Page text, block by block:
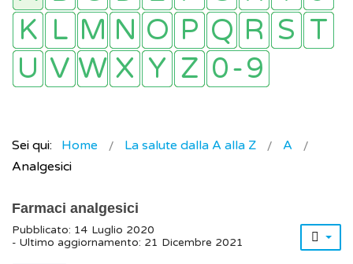
Sei qui: Home La salute dalla A alla Z
A
Analgesici
Farmaci analgesici
Pubblicato: 14 Luglio 2020
- Ultimo aggiornamento: 21 Dicembre 2021